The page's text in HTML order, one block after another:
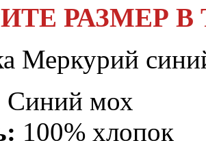
РАЗМЕР В
Меркурий
Синий мох
100% хлопок